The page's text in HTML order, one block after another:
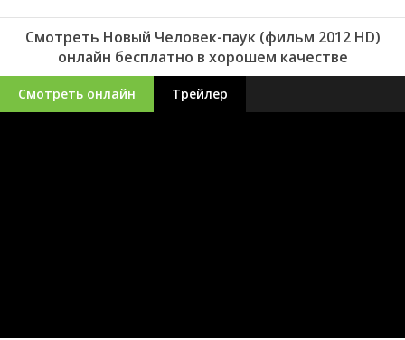
Смотреть Новый Человек-паук (фильм 2012 HD)
онлайн бесплатно в хорошем качестве
Смотреть онлайн Трейлер